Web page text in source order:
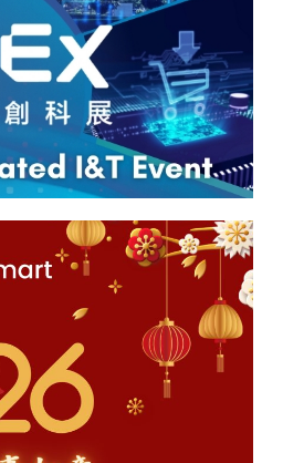
觀 NineSmart 展位">